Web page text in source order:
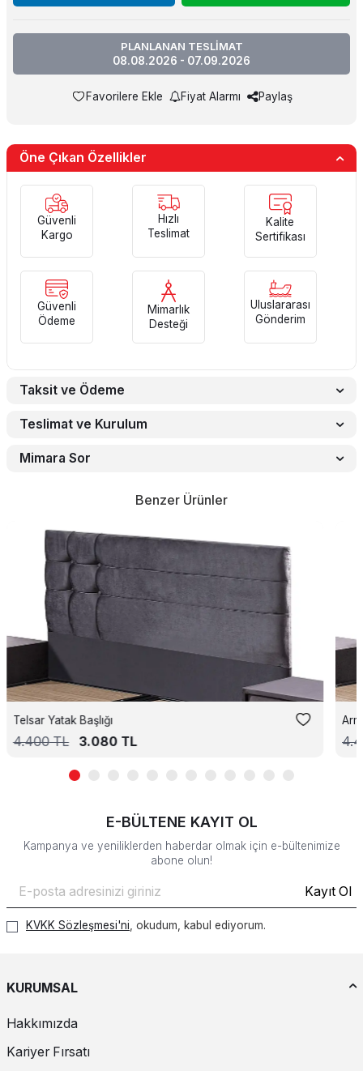
PLANLANAN TESLİMAT
08.08.2026 - 07.09.2026
Favorilere Ekle Fiyat Alarmı Paylaş
Öne Çıkan Özellikler
Güvenli
Kargo
Hızlı
Teslimat
Kalite
Sertifikası
Güvenli
Ödeme
Mimarlık
Desteği
Uluslararası
Gönderim
Taksit ve Ödeme
Teslimat ve Kurulum
Mimara Sor
Benzer Ürünler
Telsar Yatak Başlığı
4.400TL 3.080TL
E-BÜLTENE KAYIT OL
Kampanya ve yeniliklerden haberdar olmak için e-bültenimize
abone olun!
Kayıt Ol
KVKK Sözleşmesi'ni, okudum, kabul ediyorum.
KURUMSAL
Hakkımızda
Kariyer Fırsatı